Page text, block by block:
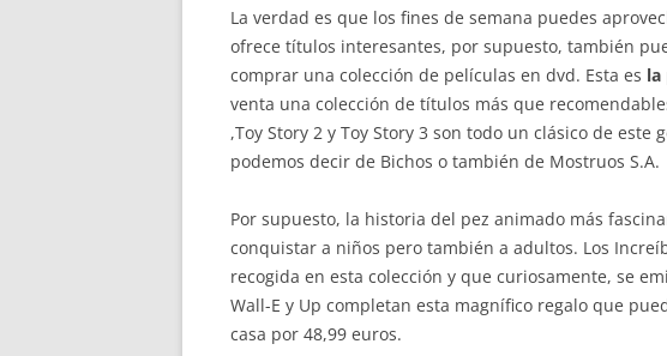
La verdad es que los fines de semana puedes
ofrece títulos interesantes, por supuesto, también
comprar una colección de películas en dvd. Esta es la
venta una colección de títulos más que
,Toy Story 2 y Toy Story 3 son todo un clásico de este
podemos decir de Bichos o también de Mostruos S.A.
Por supuesto, la historia del pez animado más
conquistar a niños pero también a adultos. Los
recogida en esta colección y que curiosamente, se
Wall-E y Up completan esta magnífico regalo que
casa por 48,99 euros.